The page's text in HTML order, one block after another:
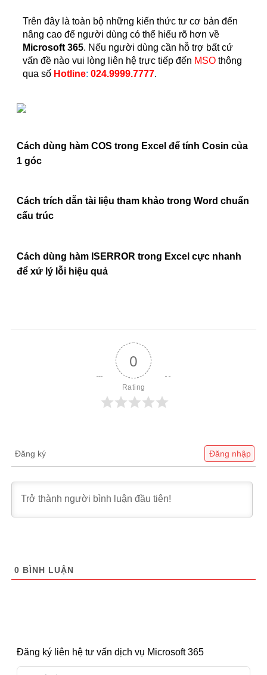
Trên đây là toàn bộ những kiến thức tư cơ bản đến
nâng cao để người dùng có thể hiểu rõ hơn về
Microsoft 365. Nếu người dùng cần hỗ trợ bất cứ
vấn đề nào vui lòng liên hệ trực tiếp đến MSO thông
qua số Hotline: 024.9999.7777.
Cách dùng hàm COS trong Excel để tính Cosin của
1 góc
Cách trích dẫn tài liệu tham khảo trong Word chuẩn
cấu trúc
Cách dùng hàm ISERROR trong Excel cực nhanh
để xử lý lỗi hiệu quả
0
Rating
Đăng ký Đăng nhập
0 BÌNH LUẬN
Đăng ký liên hệ tư vấn dịch vụ Microsoft 365